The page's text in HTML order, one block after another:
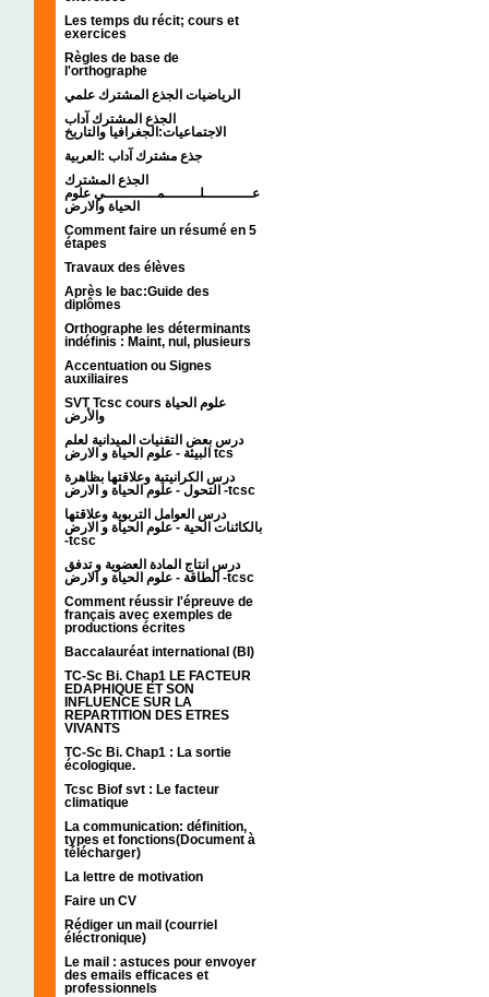
Les temps du récit; cours et
exercices
Règles de base de
l'orthographe
الرياضيات الجذع المشترك علمي
الجذع المشترك آداب
الاجتماعيات:الجغرافيا والتاريخ
جذع مشترك آداب :العربية
الجذع المشترك
عـــــــــــلــــــــمــــــــــــي علوم
الحياة والارض
Comment faire un résumé en 5
étapes
Travaux des élèves
Après le bac:Guide des
diplômes
Orthographe les déterminants
indéfinis : Maint, nul, plusieurs
Accentuation ou Signes
auxiliaires
SVT Tcsc cours علوم الحياة
والأرض
درس بعض التقنيات الميدانية لعلم
البيئة - علوم الحياة و الارض tcs
درس الكرانيتية وعلاقتها بظاهرة
التحول - علوم الحياة و الارض -tcsc
درس العوامل التربوية وعلاقتها
بالكائنات الحية - علوم الحياة و الارض
-tcsc
درس انتاج المادة العضوية و تدفق
الطاقة - علوم الحياة و الارض -tcsc
Comment réussir l'épreuve de
français avec exemples de
productions écrites
Baccalauréat international (BI)
TC-Sc Bi. Chap1 LE FACTEUR
EDAPHIQUE ET SON
INFLUENCE SUR LA
REPARTITION DES ETRES
VIVANTS
TC-Sc Bi. Chap1 : La sortie
écologique.
Tcsc Biof svt : Le facteur
climatique
La communication: définition,
types et fonctions(Document à
télécharger)
La lettre de motivation
Faire un CV
Rédiger un mail (courriel
éléctronique)
Le mail : astuces pour envoyer
des emails efficaces et
professionnels